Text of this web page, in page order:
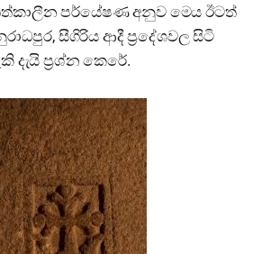
පර්යේෂණ අනුව මෙය ඊටත්
සීගිරිය ආදී ප්‍රදේශවල සිටි
දැයි ප්‍රශ්න කෙරේ.